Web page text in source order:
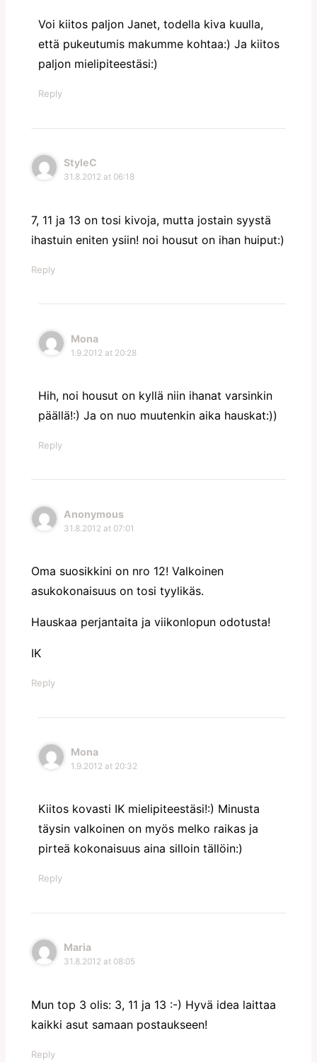
Voi kiitos paljon Janet, todella kiva kuulla,
että pukeutumis makumme kohtaa:) Ja kiitos
paljon mielipiteestäsi:)
Reply
StyleC
31.8.2012 at 06:18
7, 11 ja 13 on tosi kivoja, mutta jostain syystä
ihastuin eniten ysiin! noi housut on ihan huiput:)
Reply
Mona
1.9.2012 at 20:28
Hih, noi housut on kyllä niin ihanat varsinkin
päällä!:) Ja on nuo muutenkin aika hauskat:))
Reply
Anonymous
31.8.2012 at 07:01
Oma suosikkini on nro 12! Valkoinen
asukokonaisuus on tosi tyylikäs.
Hauskaa perjantaita ja viikonlopun odotusta!
IK
Reply
Mona
1.9.2012 at 20:32
Kiitos kovasti IK mielipiteestäsi!:) Minusta
täysin valkoinen on myös melko raikas ja
pirteä kokonaisuus aina silloin tällöin:)
Reply
Maria
31.8.2012 at 08:05
Mun top 3 olis: 3, 11 ja 13 :-) Hyvä idea laittaa
kaikki asut samaan postaukseen!
Reply